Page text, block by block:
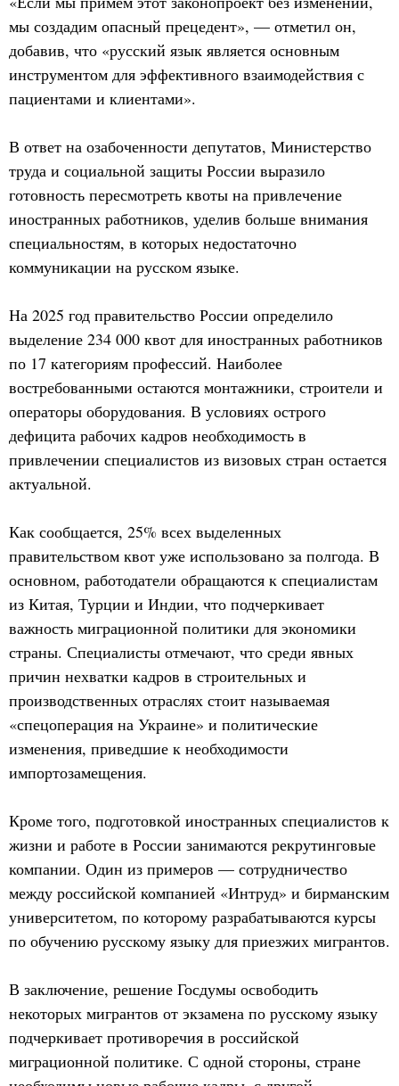
мы создадим опасный прецедент», — отметил он,
добавив, что «русский язык является основным
инструментом для эффективного взаимодействия с
пациентами и клиентами».
В ответ на озабоченности депутатов, Министерство
труда и социальной защиты России выразило
готовность пересмотреть квоты на привлечение
иностранных работников, уделив больше внимания
специальностям, в которых недостаточно
коммуникации на русском языке.
На 2025 год правительство России определило
выделение 234 000 квот для иностранных работников
по 17 категориям профессий. Наиболее
востребованными остаются монтажники, строители и
операторы оборудования. В условиях острого
дефицита рабочих кадров необходимость в
привлечении специалистов из визовых стран остается
актуальной.
Как сообщается, 25% всех выделенных
правительством квот уже использовано за полгода. В
основном, работодатели обращаются к специалистам
из Китая, Турции и Индии, что подчеркивает
важность миграционной политики для экономики
страны. Специалисты отмечают, что среди явных
причин нехватки кадров в строительных и
производственных отраслях стоит называемая
«спецоперация на Украине» и политические
изменения, приведшие к необходимости
импортозамещения.
Кроме того, подготовкой иностранных специалистов к
жизни и работе в России занимаются рекрутинговые
компании. Один из примеров — сотрудничество
между российской компанией «Интруд» и бирманским
университетом, по которому разрабатываются курсы
по обучению русскому языку для приезжих мигрантов.
В заключение, решение Госдумы освободить
некоторых мигрантов от экзамена по русскому языку
подчеркивает противоречия в российской
миграционной политике. С одной стороны, стране